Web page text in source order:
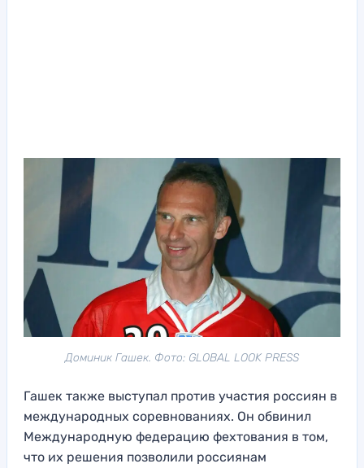
Доминик Гашек. Фото: GLOBAL LOOK PRESS
Гашек также выступал против участия россиян в
международных соревнованиях. Он обвинил
Международную федерацию фехтования в том,
что их решения позволили россиянам